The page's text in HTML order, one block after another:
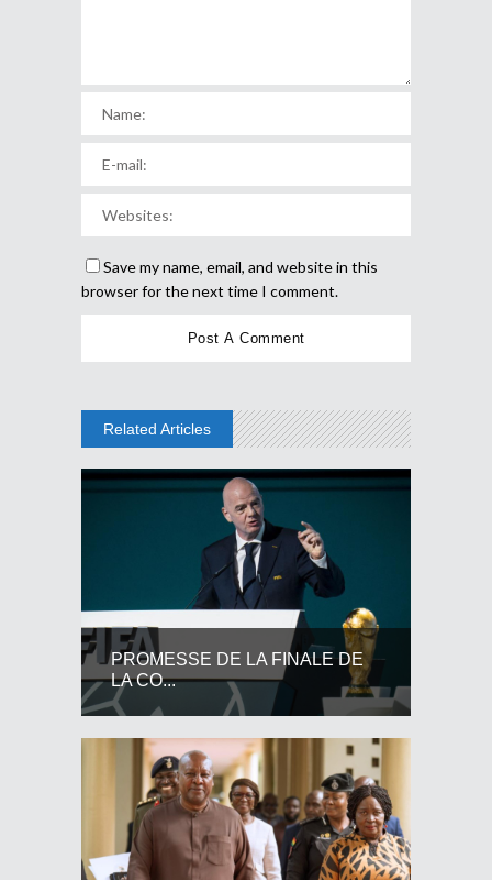
Save my name, email, and website in this
browser for the next time I comment.
Related Articles
PROMESSE DE LA FINALE DE
LA CO...